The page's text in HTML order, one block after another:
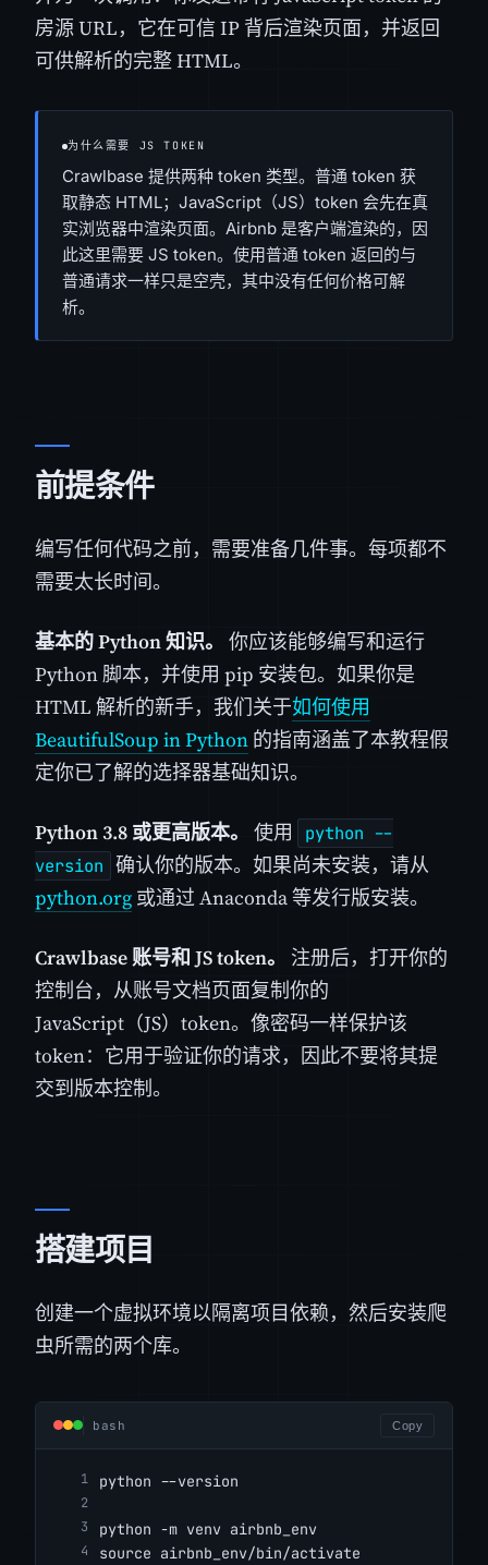
房源 URL，它在可信 IP 背后渲染页面，并返回
可供解析的完整 HTML。
为什么需要 JS TOKEN
Crawlbase 提供两种 token 类型。普通 token 获
取静态 HTML；JavaScript（JS）token 会先在真
实浏览器中渲染页面。Airbnb 是客户端渲染的，因
此这里需要 JS token。使用普通 token 返回的与
普通请求一样只是空壳，其中没有任何价格可解
析。
前提条件
编写任何代码之前，需要准备几件事。每项都不
需要太长时间。
基本的 Python 知识。 你应该能够编写和运行
Python 脚本，并使用 pip 安装包。如果你是
HTML 解析的新手，我们关于如何使用
BeautifulSoup in Python 的指南涵盖了本教程假
定你已了解的选择器基础知识。
Python 3.8 或更高版本。 使用
python --
version 确认你的版本。如果尚未安装，请从
python.org 或通过 Anaconda 等发行版安装。
Crawlbase 账号和 JS token。
注册后，打开你的
控制台，从账号文档页面复制你的
JavaScript（JS）token。像密码一样保护该
token：它用于验证你的请求，因此不要将其提
交到版本控制。
搭建项目
创建一个虚拟环境以隔离项目依赖，然后安装爬
虫所需的两个库。
bash Copy
python --version
python -m venv airbnb_env
source airbnb_env/bin/activate